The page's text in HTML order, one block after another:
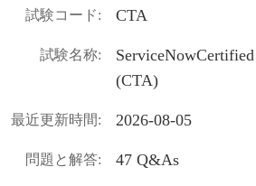
試験コード: CTA
試験名称:
(CTA)
最近更新時間: 2026-08-05
問題と解答: 47 Q&As